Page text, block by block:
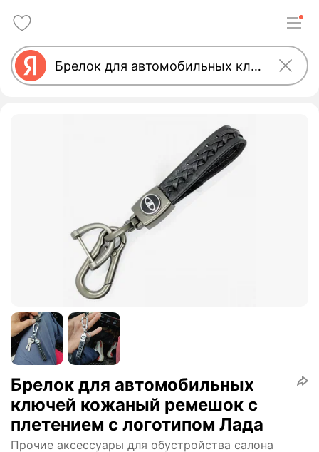
Брелок для автомобильных
ключей кожаный ремешок с
плетением с логотипом Лада
Прочие аксессуары для обустройства салона